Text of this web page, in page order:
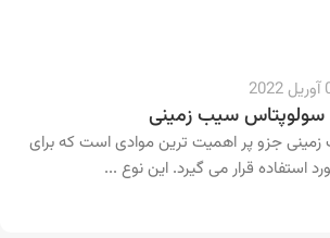
سیب زمینی
جزو پر اهمیت ترین موادی است که برای
استفاده قرار می گیرد. این نوع ...